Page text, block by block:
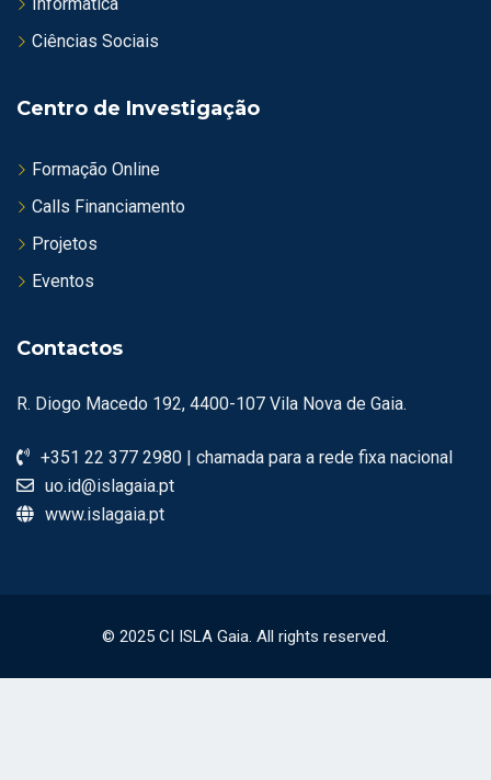
Ciências Sociais
Centro de Investigação
Formação Online
Calls Financiamento
Projetos
Eventos
Contactos
R. Diogo Macedo 192, 4400-107 Vila Nova de Gaia.
+351 22 377 2980 | chamada para a rede fixa nacional
uo.id@islagaia.pt
www.islagaia.pt
© 2025 CI ISLA Gaia. All rights reserved.